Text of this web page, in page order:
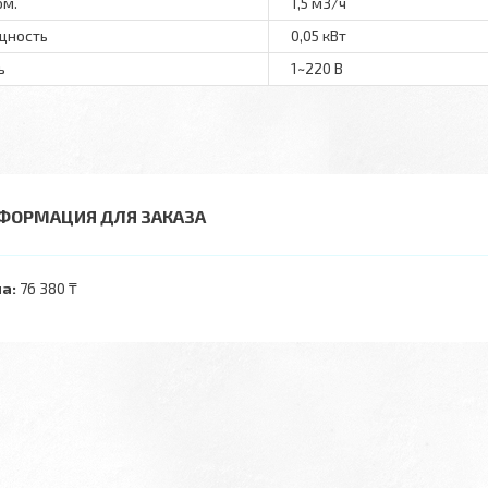
0,05 кВт
1~220 В
ДЛЯ ЗАКАЗА
76 380 ₸